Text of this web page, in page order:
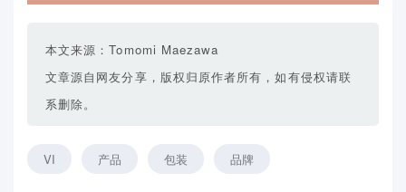
本文来源：Tomomi Maezawa
文章源自网友分享，版权归原作者所有，如有侵权请联
系删除。
VI 产品 包装 品牌